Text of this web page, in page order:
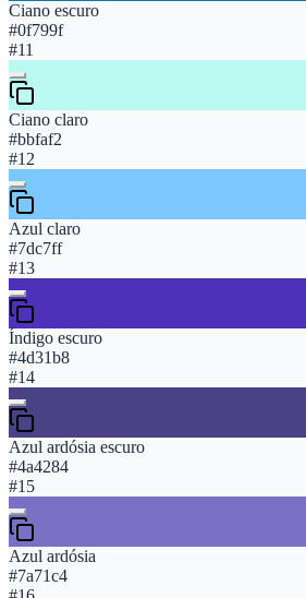
Ciano escuro
#0f799f
#11
Ciano claro
#bbfaf2
#12
Azul claro
#7dc7ff
#13
Índigo escuro
#4d31b8
#14
Azul ardósia escuro
#4a4284
#15
Azul ardósia
#7a71c4